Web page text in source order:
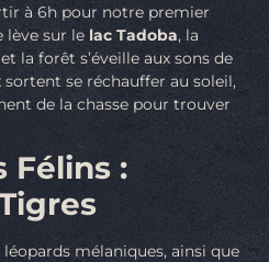
à 6h pour notre premier
lève sur le lac Tadoba, la
la forêt s’éveille aux sons de
se réchauffer au soleil,
de la chasse pour trouver
Félins :
léopards mélaniques, ainsi que